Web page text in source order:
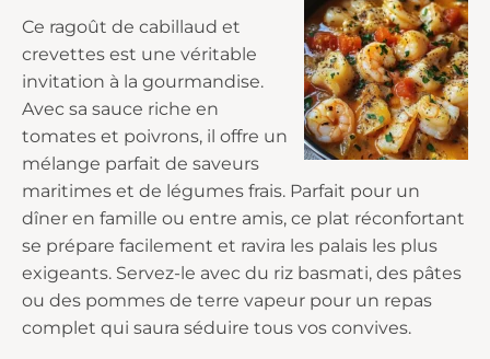
Ce ragoût de cabillaud et
crevettes est une véritable
invitation à la gourmandise.
Avec sa sauce riche en
tomates et poivrons, il offre un
mélange parfait de saveurs
maritimes et de légumes frais. Parfait pour un
dîner en famille ou entre amis, ce plat réconfortant
se prépare facilement et ravira les palais les plus
exigeants. Servez-le avec du riz basmati, des pâtes
ou des pommes de terre vapeur pour un repas
complet qui saura séduire tous vos convives.